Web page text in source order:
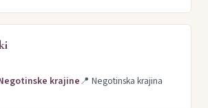
krajine📍 Negotinska krajina